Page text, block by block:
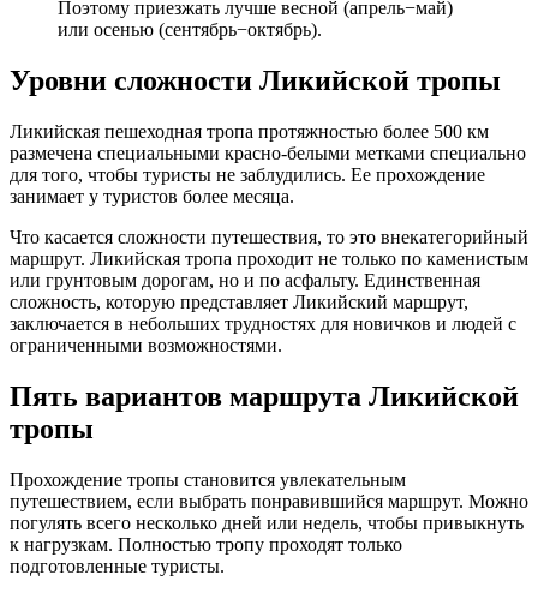
Поэтому приезжать лучше весной (апрель−май)
или осенью (сентябрь−октябрь).
Уровни сложности Ликийской тропы
Ликийская пешеходная тропа протяжностью более 500 км
размечена специальными красно-белыми метками специально
для того, чтобы туристы не заблудились. Ее прохождение
занимает у туристов более месяца.
Что касается сложности путешествия, то это внекатегорийный
маршрут. Ликийская тропа проходит не только по каменистым
или грунтовым дорогам, но и по асфальту. Единственная
сложность, которую представляет Ликийский маршрут,
заключается в небольших трудностях для новичков и людей с
ограниченными возможностями.
Пять вариантов маршрута Ликийской
тропы
Прохождение тропы становится увлекательным
путешествием, если выбрать понравившийся маршрут. Можно
погулять всего несколько дней или недель, чтобы привыкнуть
к нагрузкам. Полностью тропу проходят только
подготовленные туристы.